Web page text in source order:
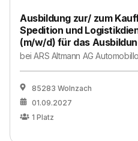
Ausbildung zur/ zum
Spedition und
(m/w/d) für das
beiARS Altmann AG
85283 Wolnzach
01.09.2027
1 Platz